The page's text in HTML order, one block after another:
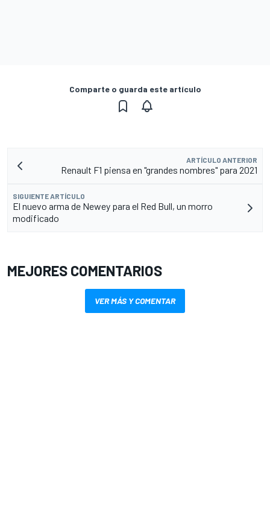
Comparte o guarda este artículo
ARTÍCULO ANTERIOR
Renault F1 piensa en "grandes nombres" para 2021
SIGUIENTE ARTÍCULO
El nuevo arma de Newey para el Red Bull, un morro
modificado
MEJORES COMENTARIOS
VER MÁS Y COMENTAR